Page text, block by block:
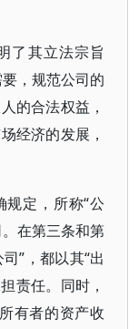
了其立法宗旨
，规范公司的
的合法权益，
经济的发展，
定，所称“公
在第三条和第
”，都以其“出
责任。同时，
有者的资产收